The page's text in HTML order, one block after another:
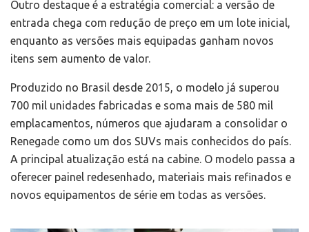
Outro destaque é a estratégia comercial: a versão de
entrada chega com redução de preço em um lote inicial,
enquanto as versões mais equipadas ganham novos
itens sem aumento de valor.
Produzido no Brasil desde 2015, o modelo já superou
700 mil unidades fabricadas e soma mais de 580 mil
emplacamentos, números que ajudaram a consolidar o
Renegade como um dos SUVs mais conhecidos do país.
A principal atualização está na cabine. O modelo passa a
oferecer painel redesenhado, materiais mais refinados e
novos equipamentos de série em todas as versões.